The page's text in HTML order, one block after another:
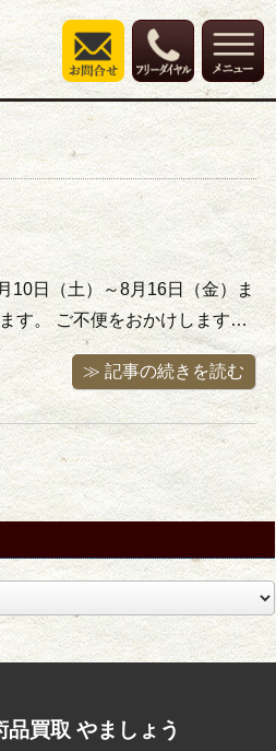
10日（土）～8月16日（金）ま
す。 ご不便をおかけします
うお願い致します。 LINE・電
ォームより頂きましたお問い
明け、8月17日（土）以降に順
≫ 記事の続きを読む
品買取 やましょう